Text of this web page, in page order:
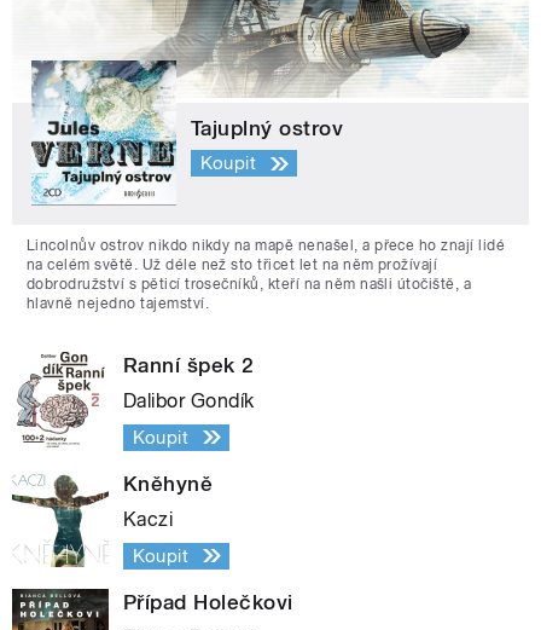
Tajuplný ostrov
Koupit
Lincolnův ostrov nikdo nikdy na mapě nenašel, a přece ho znají lidé
na celém světě. Už déle než sto třicet let na něm prožívají
dobrodružství s pěticí trosečníků, kteří na něm našli útočiště, a
hlavně nejedno tajemství.
Ranní špek 2
Dalibor Gondík
Koupit
Kněhyně
Kaczi
Koupit
Případ Holečkovi